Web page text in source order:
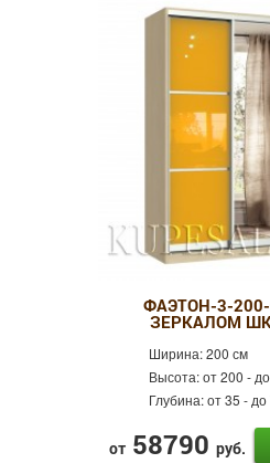
ФАЭТОН-3-
ЗЕРКАЛОМ
Ширина:200 см
Высота:от 200 -
Глубина:от 35 -
от 58790 руб.